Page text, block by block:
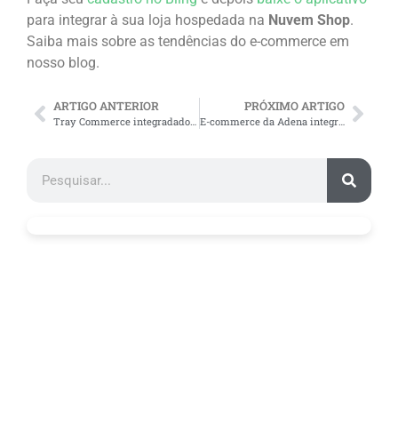
para integrar à sua loja hospedada na Nuvem Shop.
Saiba mais sobre as tendências do e-commerce em
nosso blog.
ARTIGO ANTERIOR
Tray Commerce integradado ao Bling
PRÓXIMO ARTIGO
E-commerce da Adena integrado ao Bling